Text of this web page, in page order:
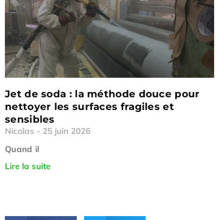
Jet de soda : la méthode douce pour
nettoyer les surfaces fragiles et
sensibles
Nicolas
25 juin 2026
Quand il
Lire la suite